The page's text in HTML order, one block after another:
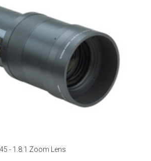
- 1.8:1 Zoom Lens